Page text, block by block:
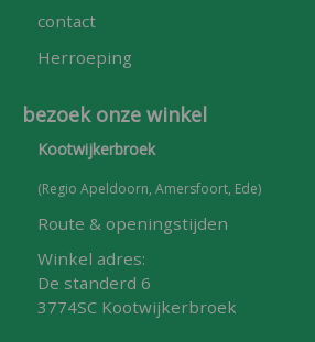
contact
Herroeping
bezoek onze winkel
Kootwijkerbroek
(Regio Apeldoorn, Amersfoort, Ede)
Route & openingstijden
Winkel adres:
De standerd 6
3774SC Kootwijkerbroek